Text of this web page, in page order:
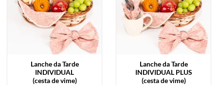
Lanche da Tarde
INDIVIDUAL
(cesta de vime)
Lanche da Tarde
INDIVIDUAL PLUS
(cesta de vime)